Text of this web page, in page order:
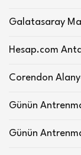
Galatasaray
Hesap.com
Corendon
Günün
Günün